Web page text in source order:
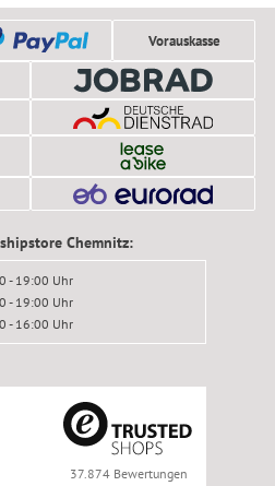
Vorauskasse
Chemnitz:
- 19:00 Uhr
- 19:00 Uhr
- 16:00 Uhr
37.874 Bewertungen